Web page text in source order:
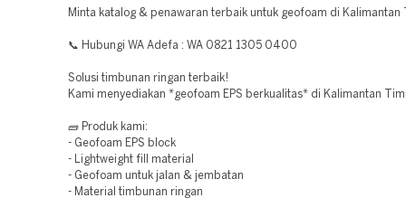
Minta katalog & penawaran terbaik untuk geofoam di Kalimantan
📞 Hubungi WA Adefa : WA 0821 1305 0400
Solusi timbunan ringan terbaik!
Kami menyediakan *geofoam EPS berkualitas* di Kalimantan
🧱 Produk kami:
- Geofoam EPS block
- Lightweight fill material
- Geofoam untuk jalan & jembatan
- Material timbunan ringan